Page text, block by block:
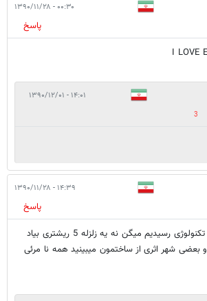
۰۰:۳۰ - ۱۳۹۰/۱۱/۲۸
پاسخ
۱۴:۰۱ - ۱۳۹۰/۱۲/۰۱
3
۱۴:۳۹ - ۱۳۹۰/۱۱/۲۸
پاسخ
با با ما هزار ساله به این تکنولوژی رسیدیم میگن نه یه زلزله 5 ریشتری بیاد
و بعضی شهر اثری از ساختمون میبینید همه نا مرئی